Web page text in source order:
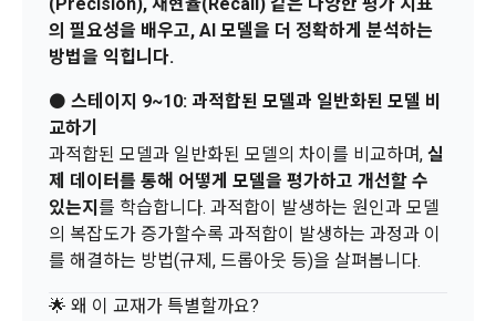
소셜 계정으로 로그인
구글 로그인
로그인 하시려면 아래 이메일로 인증이 필요합니다. 이메일을 다
데이콘 회원가입을 환영합니다. 메일 인증은 데이콘 회원가입
차를 완료하여 주시기 바랍니다.
에 따라 시행일 이후에 "서비스"를 이용하는 경우에는 동의한 것
으로 간주한다.
제 4 조 (약관의 해석)
1. 이 약관에서 규정하지 않은 사항에 관해서는 약관의규제등에
관한법률, 전기통신기본법, 전기통신사업법, 정보통신망이용촉
진등에관한법률, 전자상거래 등에서의 소비자보호에 관한 법률,
전자문서 및 전자거래기본법, 전자금융거래법, 전자서명법, 소
비자기본법 등의 관계법령에 따른다.
2. "회원"이 "회사"와 개별 계약을 체결하여 서비스를 이용하는
경우에는 개별 계약이 우선한다.
2) 데이콘 인재풀 등록 시 수집하는 항목
필수 항목: 이름, 이메일, 핸드폰 번호, 경력, 신입/경력 해당 사항
여부, 사용 가능한 프로그래밍 언어 및 사용 경험, 프로젝트 또는
대회 코드 링크1개, 구직 의향, 희망근무지역
선택 항목: 프로젝트 또는 대회 코드 링크(추가분), 기타 수상 경
력, 개인 운영 사이트 링크(GitHub, Linkedin 등) ,영상, ppt
3) 모바일 서비스 이용 시 수집되는 항목
모바일 서비스의 특성상 단말기 모델 정보가 수집될 수 있으나,
이는 개인을 식별할 수 없는 형태입니다.
의 필요성을 배우고, AI 모델을 더 정확하게 분석하는
방법을 익힙니다.
⚫️ 스테이지 9~10: 과적합된 모델과 일반화된 모델 비
교하기
과적합된 모델과 일반화된 모델의 차이를 비교하며, 실
제 데이터를 통해 어떻게 모델을 평가하고 개선할 수
있는지 를 학습합니다. 과적합이 발생하는 원인과 모델
의 복잡도가 증가할수록 과적합이 발생하는 과정과 이
를 해결하는 방법(규제, 드롭아웃 등)을 살펴봅니다.
🌟 왜 이 교재가 특별할까요?